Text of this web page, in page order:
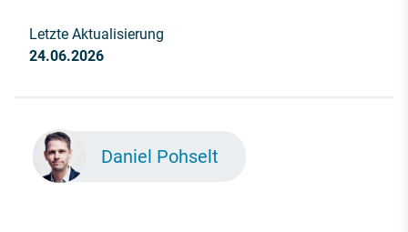
Letzte Aktualisierung
24.06.2026
Daniel Pohselt